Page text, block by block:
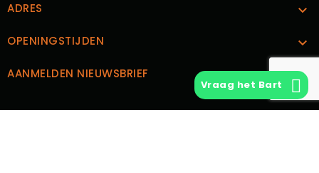
ADRES 
OPENINGSTIJDEN 
AANMELDEN NIEUWSBRIEF 
Vraag het Bart